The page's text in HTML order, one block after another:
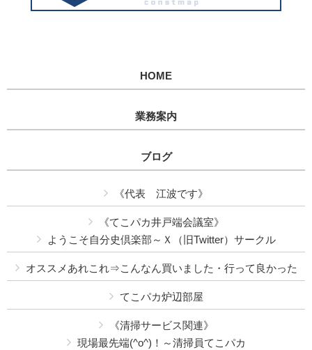
HOME
業務案内
ブログ
《代表 江波です》
《てこパカ井戸端会議室》
ようこそ自分史倶楽部～Ｘ（旧Twitter）サークル
オススメあれこれ⇒こんなん買いました・行って良かった
てこパカ炉辺部屋
《清掃サービス関連》
現場最先端(^o^)！～清掃員てこパカ